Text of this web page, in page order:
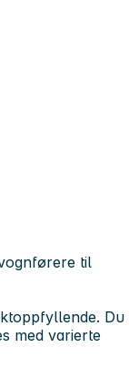
til
Du
med varierte